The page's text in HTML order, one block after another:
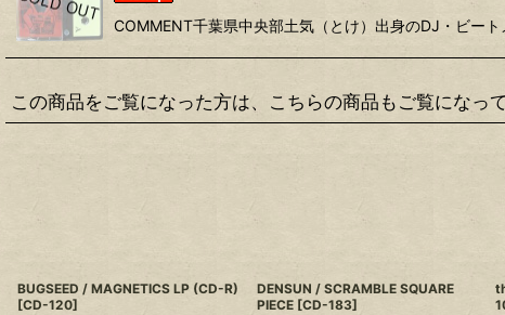
COMMENT千葉県中央部土気（とけ）出身のDJ・ビー
この商品をご覧になった方は、こちらの商品もご覧になっ
BUGSEED / MAGNETICS LP (CD-R)
[CD-120]
DENSUN / SCRAMBLE SQUARE
PIECE [CD-183]